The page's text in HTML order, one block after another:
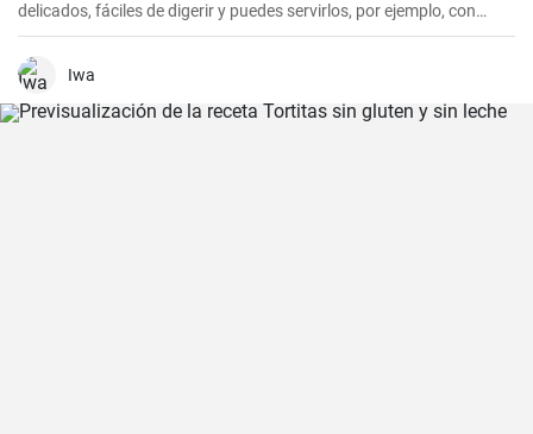
delicados, fáciles de digerir y puedes servirlos, por ejemplo, con
arándanos frescos y sirope de arándanos.
Iwa